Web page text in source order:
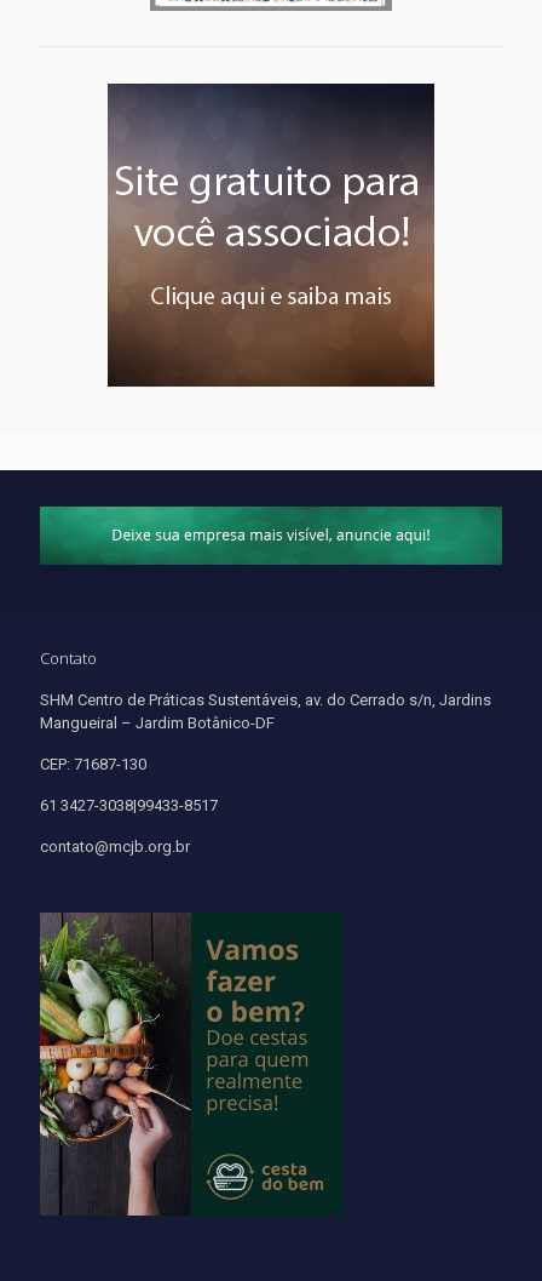
Contato
SHM Centro de Práticas Sustentáveis, av. do Cerrado s/n, Jardins
Mangueiral – Jardim Botânico-DF
CEP: 71687-130
61 3427-3038|99433-8517
contato@mcjb.org.br